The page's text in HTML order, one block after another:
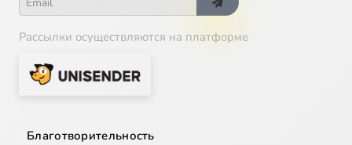
Рассылки осуществляются на платформе
Благотворительность